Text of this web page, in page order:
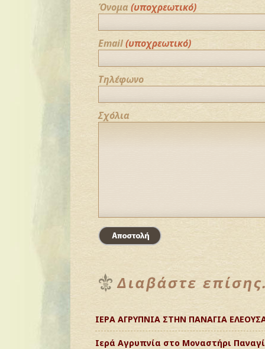
Όνομα (υποχρεωτικό)
Email(υποχρεωτικό)
Τηλέφωνο
Σχόλια
ΙΕΡΑ ΑΓΡΥΠΝΙΑ ΣΤΗΝ ΠΑΝΑΓΙΑ
Ιερά Αγρυπνία στο Μοναστήρι